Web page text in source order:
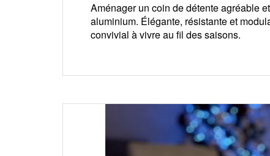
Aménager un coin de détente agréable
aluminium. Élégante, résistante et
convivial à vivre au fil des saisons.